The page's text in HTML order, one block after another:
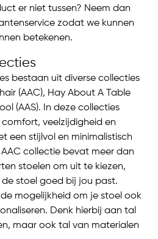
er niet tussen? Neem dan
zodat we kunnen
betekenen.
bestaan uit diverse collecties
(AAC), Hay About A Table
(AAS). In deze collecties
veelzijdigheid en
een stijlvol en minimalistisch
collectie bevat meer dan
stoelen om uit te kiezen,
stoel goed bij jou past.
mogelijkheid om je stoel ook
Denk hierbij aan tal
maar ook tal van materialen